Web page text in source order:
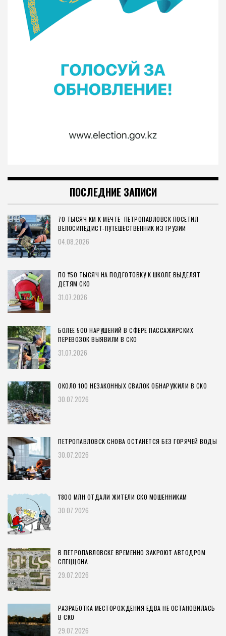
ПОСЛЕДНИЕ ЗАПИСИ
70 ТЫСЯЧ КМ К МЕЧТЕ: ПЕТРОПАВЛОВСК ПОСЕТИЛ
ВЕЛОСИПЕДИСТ-ПУТЕШЕСТВЕННИК ИЗ ГРУЗИИ
04.08.2026
ПО ₸50 ТЫСЯЧ НА ПОДГОТОВКУ К ШКОЛЕ ВЫДЕЛЯТ
ДЕТЯМ СКО
31.07.2026
БОЛЕЕ 500 НАРУШЕНИЙ В СФЕРЕ ПАССАЖИРСКИХ
ПЕРЕВОЗОК ВЫЯВИЛИ В СКО
31.07.2026
ОКОЛО 100 НЕЗАКОННЫХ СВАЛОК ОБНАРУЖИЛИ В СКО
30.07.2026
ПЕТРОПАВЛОВСК СНОВА ОСТАНЕТСЯ БЕЗ ГОРЯЧЕЙ ВОДЫ
30.07.2026
₸800 МЛН ОТДАЛИ ЖИТЕЛИ СКО МОШЕННИКАМ
30.07.2026
В ПЕТРОПАВЛОВСКЕ ВРЕМЕННО ЗАКРОЮТ АВТОДРОМ
СПЕЦЦОНА
29.07.2026
РАЗРАБОТКА МЕСТОРОЖДЕНИЯ ЕДВА НЕ ОСТАНОВИЛАСЬ
В СКО
29.07.2026